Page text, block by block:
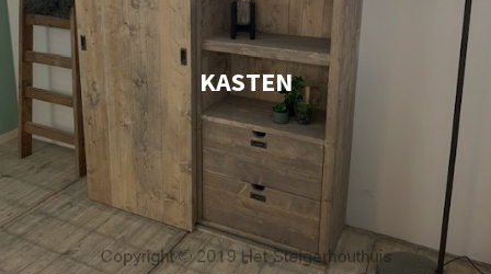
KASTEN